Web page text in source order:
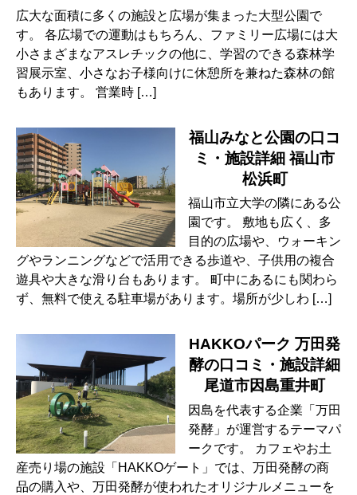
広大な面積に多くの施設と広場が集まった大型公園で
す。 各広場での運動はもちろん、ファミリー広場には大
小さまざまなアスレチックの他に、学習のできる森林学
習展示室、小さなお子様向けに休憩所を兼ねた森林の館
もあります。 営業時 […]
福山みなと公園の口コ
ミ・施設詳細 福山市
松浜町
福山市立大学の隣にある公
園です。 敷地も広く、多
目的の広場や、ウォーキン
グやランニングなどで活用できる歩道や、子供用の複合
遊具や大きな滑り台もあります。 町中にあるにも関わら
ず、無料で使える駐車場があります。場所が少しわ […]
HAKKOパーク 万田発
酵の口コミ・施設詳細
尾道市因島重井町
因島を代表する企業「万田
発酵」が運営するテーマパ
ークです。 カフェやお土
産売り場の施設「HAKKOゲート」では、万田発酵の商
品の購入や、万田発酵が使われたオリジナルメニューを